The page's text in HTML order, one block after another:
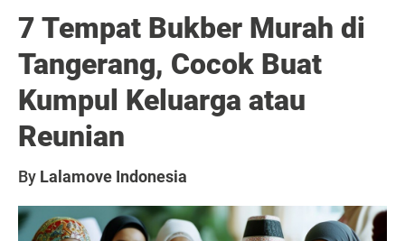
7 Tempat Bukber Murah di
Tangerang, Cocok Buat
Kumpul Keluarga atau
Reunian
By Lalamove Indonesia